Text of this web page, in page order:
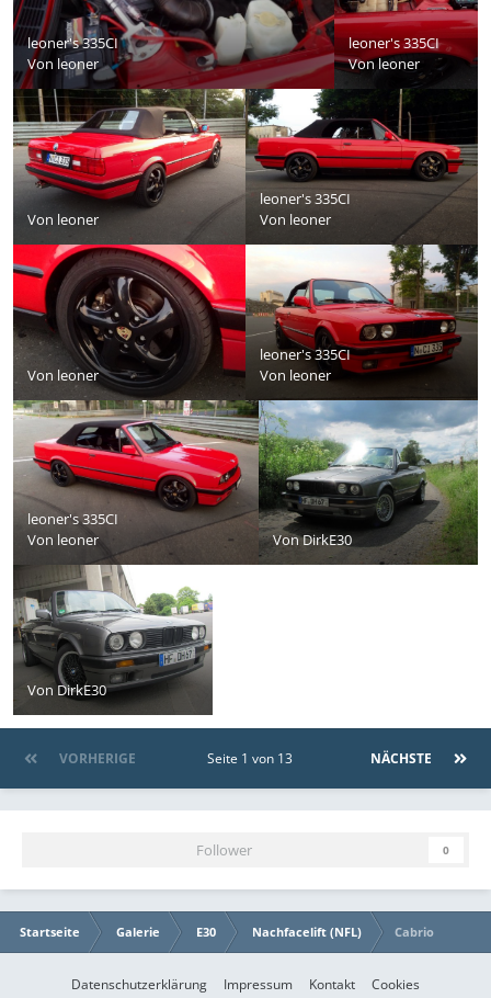
leoner's 335CI
Von leoner
leoner's 335CI
Vonleoner
Von leoner
leoner's 335CI
Von leoner
Von leoner
leoner's 335CI
Von leoner
leoner's 335CI
Von leoner VonDirkE30
Von DirkE30
VORHERIGE NÄCHSTE
Seite 1 von 13
Follower 0
Startseite Galerie E30 Nachfacelift (NFL) Cabrio
Datenschutzerklärung Impressum Kontakt
Cookies